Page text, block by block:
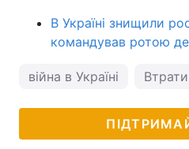
В Україні знищили
командував ротою
війна в Україні Втрати